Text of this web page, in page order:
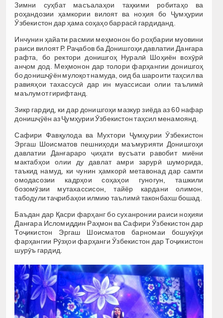
Зимни суҳбат масъалаҳои таҳкими робитаҳо ва
роҳандозии ҳамкории вилоят ва ноҳия бо Ҷумҳурии
Ӯзбекистон дар ҳама соҳаҳо баррасӣ гардиданд.
Инчунин ҳайати расмии меҳмонон бо роҳбарии муовини
раиси вилоят Р. Раҷабов ба Донишгоҳи давлатии Данғара
рафта, бо ректори донишгоҳ Нуралӣ Шоҳиён вохӯрӣ
анҷом дод. Меҳмонон дар толори фарҳангии донишгоҳ
бо донишҷӯён мулоқот намуда, оид ба шароити таҳсил ва
равияҳои тахассусӣ дар ин муассисаи олии таълимӣ
маълумот гирифтанд.
Зикр гардид, ки дар донишгоҳи мазкур зиёда аз 60 нафар
донишҷӯён аз Ҷумҳурии Ӯзбекистон таҳсил менамоянд.
Сафири Фавқулода ва Мухтори Ҷумҳурии Ӯзбекистон
Эргаш Шоисматов пешниҳоди маъмурияти Донишгоҳи
давлатии Данғараро ҷиҳати вусъати равобит миёни
мактабҳои олии ду давлат амри зарурӣ шуморида,
таъкид намуд, ки чунин ҳамкорӣ метавонад дар самти
омодасозии кадрҳои соҳаҳои гуногун, ташкили
бозомӯзии мутахассисон, тайёр кардани олимон,
табодули таҷрибаҳои илмию таълимӣ таконбахш бошад.
Баъдан дар Қасри фарҳанг бо суханронии раиси ноҳияи
Данғара Исломиддин Раҳмон ва Сафири Ӯзбекистон дар
Тоҷикистон Эргаш Шоисматов барномаи бошукӯҳи
фарҳангии Рӯзҳои фарҳанги Ӯзбекистон дар Тоҷикистон
шурӯъ гардид.